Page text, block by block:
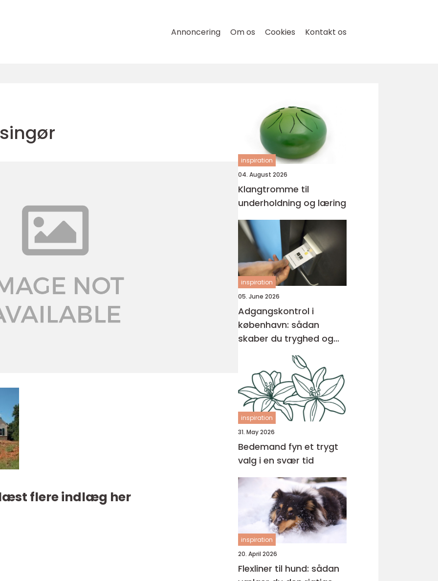
Annoncering Om os Cookies Kontakt os
flere indlæg her
inspiration
04. August 2026
Klangtromme til
underholdning og læring
inspiration
05. June 2026
Adgangskontrol i
københavn: sådan
skaber du tryghed og
inspiration
31. May 2026
Bedemand fyn et trygt
valg i en svær tid
inspiration
20. April 2026
Flexliner til hund: sådan